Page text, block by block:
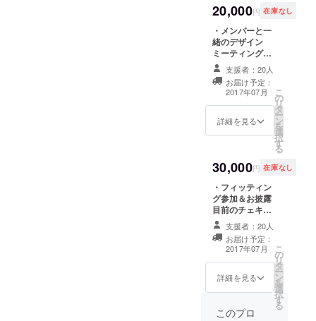
20,000円 在庫なし
・メンバーと一
緒のデザイン
ミーティング参
加権＆チェキ撮
影権 ※衣装のデ
ザイン会議に参
加し、デザイン
選定の投票権を
お持ちいただき
ます。 また、
チェキを撮影い
ただけます。 ・
10,000円コース
の全ての特典
支援者：20人
お届け予定：
2017年07月
詳細を見る
こ
の
リ
タ
ー
ン
を
選
択
す
る
30,000円 在庫なし
・フィッティン
グ参加＆お披露
目前のチェキ撮
影権 ※新衣装に
初めて袖を通す
メモリアルな場
に同席し、チェ
キを撮影いただ
けます。 ・
支援者：20人
お届け予定：
2017年07月
詳細を見る
こ
の
リ
タ
ー
ン
を
選
択
す
る
このプロ